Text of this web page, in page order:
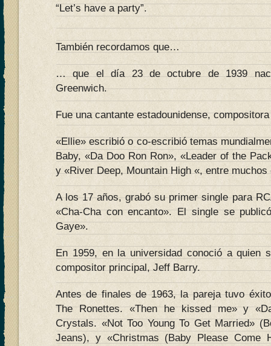
“Let’s have a party”.
También recordamos que…
… que el día 23 de octubre de 1939
Greenwich.
Fue una cantante estadounidense,
«Ellie» escribió o co-escribió temas
Baby, «Da Doo Ron Ron», «Leader of the
y «River Deep, Mountain High «, entre muchos
A los 17 años, grabó su primer single para
«Cha-Cha con encanto». El single se
Gaye».
En 1959, en la universidad conoció a quien
compositor principal, Jeff Barry.
Antes de finales de 1963, la pareja tuvo
The Ronettes. «Then he kissed me» y
Crystals. «Not Too Young To Get Married»
Jeans), y «Christmas (Baby Please Come